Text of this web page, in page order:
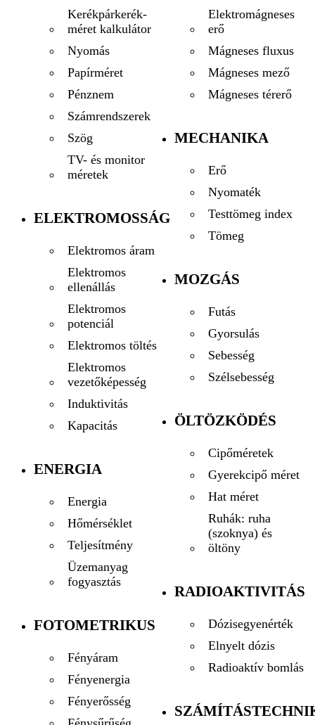
Kerékpárkerék-
méret kalkulátor
Nyomás
Papírméret
Pénznem
Számrendszerek
Szög
TV- és monitor
méretek
ELEKTROMOSSÁG
Elektromos áram
Elektromos
ellenállás
Elektromos
potenciál
Elektromos töltés
Elektromos
vezetőképesség
Induktivitás
Kapacitás
ENERGIA
Energia
Hőmérséklet
Teljesítmény
Üzemanyag
fogyasztás
FOTOMETRIKUS
Fényáram
Fényenergia
Fényerősség
Elektromágneses
erő
Mágneses fluxus
Mágneses mező
Mágneses térerő
MECHANIKA
Erő
Nyomaték
Testtömeg index
Tömeg
MOZGÁS
Futás
Gyorsulás
Sebesség
Szélsebesség
ÖLTÖZKÖDÉS
Cipőméretek
Gyerekcipő méret
Hat méret
Ruhák: ruha
(szoknya) és
öltöny
RADIOAKTIVITÁS
Dózisegyenérték
Elnyelt dózis
Radioaktív bomlás